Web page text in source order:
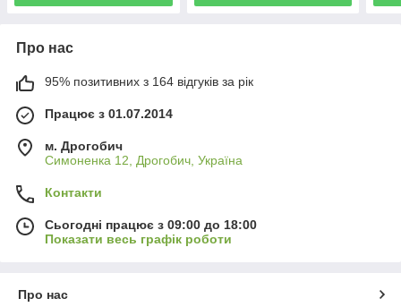
Про нас
95% позитивних з 164 відгуків за рік
Працює з 01.07.2014
м. Дрогобич
Симоненка 12, Дрогобич, Україна
Контакти
Сьогодні працює з 09:00 до 18:00
Показати весь графік роботи
Про нас